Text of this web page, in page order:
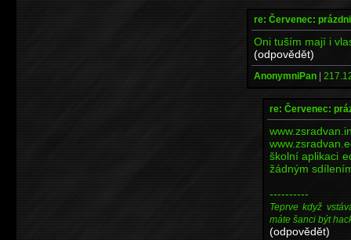
re: Červenec:
Oni tuším mají i
(odpovědět)
AnonymniPan |
re: Červenec:
školní aplikaci
žádným
----------
Teprve když
máte šanci být
(odpovědět)